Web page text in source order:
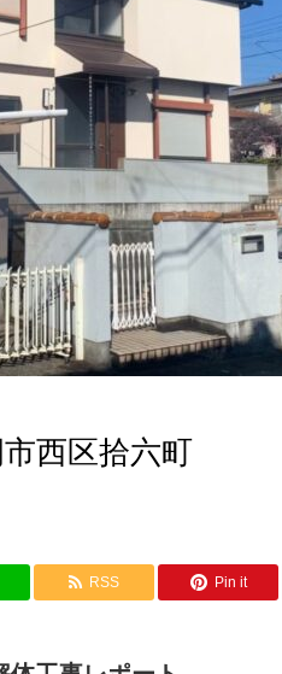
西区拾六町
RSS Pin it